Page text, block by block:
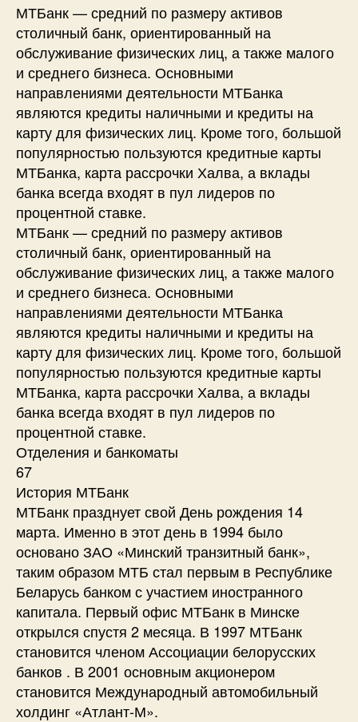
МТБанк — средний по размеру активов
столичный банк, ориентированный на
обслуживание физических лиц, а также малого
и среднего бизнеса. Основными
направлениями деятельности МТБанка
являются кредиты наличными и кредиты на
карту для физических лиц. Кроме того, большой
популярностью пользуются кредитные карты
МТБанка, карта рассрочки Халва, а вклады
банка всегда входят в пул лидеров по
процентной ставке.
МТБанк — средний по размеру активов
столичный банк, ориентированный на
обслуживание физических лиц, а также малого
и среднего бизнеса. Основными
направлениями деятельности МТБанка
являются кредиты наличными и кредиты на
карту для физических лиц. Кроме того, большой
популярностью пользуются кредитные карты
МТБанка, карта рассрочки Халва, а вклады
банка всегда входят в пул лидеров по
процентной ставке.
Отделения и банкоматы
67
История МТБанк
МТБанк празднует свой День рождения 14
марта. Именно в этот день в 1994 было
основано ЗАО «Минский транзитный банк»,
таким образом МТБ стал первым в Республике
Беларусь банком с участием иностранного
капитала. Первый офис МТБанк в Минске
открылся спустя 2 месяца. В 1997 МТБанк
становится членом Ассоциации белорусских
банков . В 2001 основным акционером
становится Международный автомобильный
холдинг «Атлант-М».